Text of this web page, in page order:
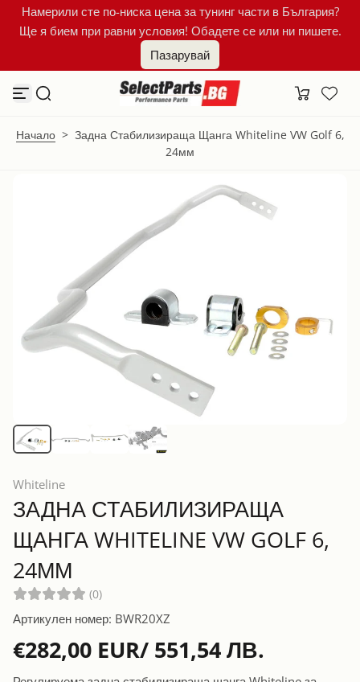
К
ъ
ъ
д
ъ
а
Намерили сте по-ниска цена за тунинг части в България?
Ще я бием при равни условия! Обадете се или ни пишете.
Пазарувай
Начало > Задна Стабилизираща Щанга Whiteline VW Golf 6,
24мм
Whiteline
ЗАДНА СТАБИЛИЗИРАЩА
ЩАНГА WHITELINE VW GOLF 6,
24ММ
(0)
Артикулен номер: BWR20XZ
€282,00 EUR/ 551,54 ЛВ.